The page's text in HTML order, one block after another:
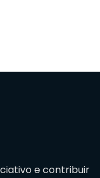
e contribuir